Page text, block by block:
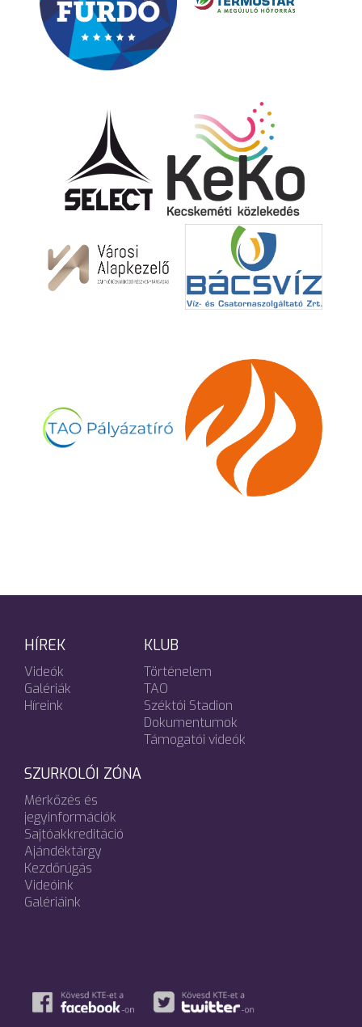
HÍREK
Videók
Galériák
Híreink
KLUB
Történelem
TAO
Széktói Stadion
Dokumentumok
Támogatói videók
SZURKOLÓI ZÓNA
Mérkőzés és
jegyinformációk
Sajtóakkreditáció
Ajándéktárgy
Kezdőrúgás
Videóink
Galériáink